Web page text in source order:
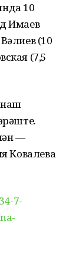
10
Имаев
(10
(7,5
—
Ковалева
7-